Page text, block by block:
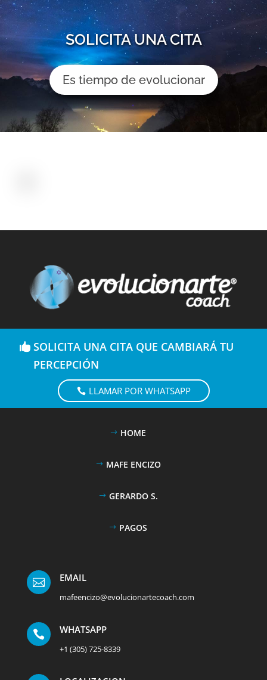
SOLICITA UNA CITA
Es tiempo de evolucionar
SOLICITA UNA CITA QUE CAMBIARÁ TU
PERCEPCIÓN
LLAMAR POR WHATSAPP
HOME
MAFE ENCIZO
GERARDO S.
PAGOS
 EMAIL
mafeencizo@evolucionartecoach.com
 WHATSAPP
+1 (305) 725-8339